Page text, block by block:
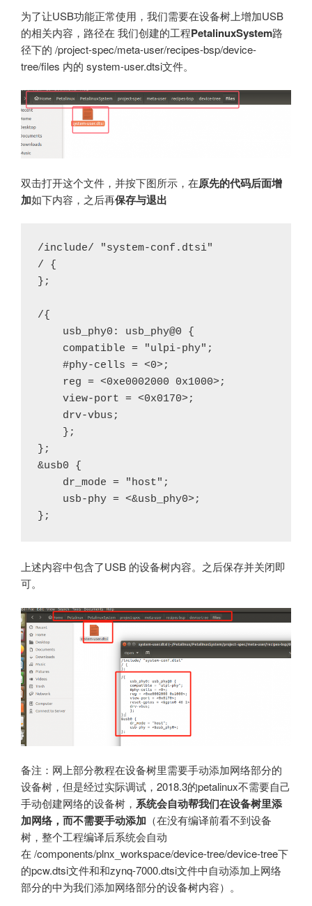
为了让USB功能正常使用，我们需要在设备树上增加USB
的相关内容，路径在 我们创建的工程PetalinuxSystem路
径下的 /project-spec/meta-user/recipes-bsp/device-
tree/files 内的 system-user.dtsi文件。
双击打开这个文件，并按下图所示，在原先的代码后面增
加如下内容，之后再保存与退出
/include/ "system-conf.dtsi"
/ {
};
/{
    usb_phy0: usb_phy@0 {
    compatible = "ulpi-phy";
    #phy-cells = <0>;
    reg = <0xe0002000 0x1000>;
    view-port = <0x0170>;
    drv-vbus;
    };
};
&usb0 {
    dr_mode = "host";
    usb-phy = <&usb_phy0>;
};
上述内容中包含了USB 的设备树内容。之后保存并关闭即
可。
备注：网上部分教程在设备树里需要手动添加网络部分的
设备树，但是经过实际调试，2018.3的petalinux不需要自己
手动创建网络的设备树， 系统会自动帮我们在设备树里添
加网络，而不需要手动添加 （在没有编译前看不到设备
树，整个工程编译后系统会自动
在 /components/plnx_workspace/device-tree/device-tree下
的pcw.dtsi文件和和zynq-7000.dtsi文件中自动添加上网络
部分的中为我们添加网络部分的设备树内容）。